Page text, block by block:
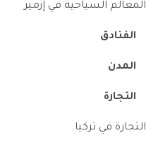
المعالم السياحية في إزمير
الفنادق
المدن
التجارة
التجارة في تركيا